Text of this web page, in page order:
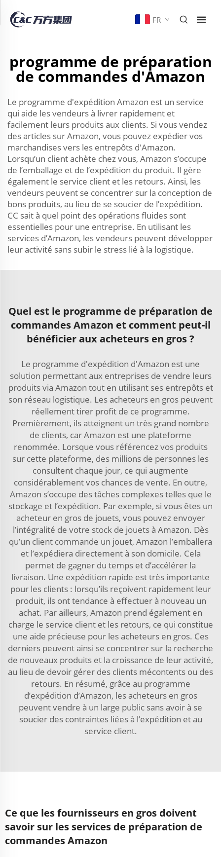
FR
programme de préparation
de commandes d'Amazon
Le programme d'expédition Amazon est un service
qui aide les vendeurs à livrer rapidement et
facilement leurs produits aux clients. Si vous vendez
des articles sur Amazon, vous pouvez expédier vos
marchandises vers les entrepôts d'Amazon.
Lorsqu’un client achète chez vous, Amazon s’occupe
de l’emballage et de l’expédition du produit. Il gère
également le service client et les retours. Ainsi, les
vendeurs peuvent se concentrer sur la conception de
bons produits, au lieu de se soucier de l’expédition.
CC sait à quel point des opérations fluides sont
essentielles pour une entreprise. En utilisant les
services d’Amazon, les vendeurs peuvent développer
leur activité sans subir le stress lié à la logistique.
Quel est le programme de préparation de
commandes Amazon et comment peut-il
bénéficier aux acheteurs en gros ?
Le programme d'expédition d'Amazon est une
solution permettant aux entreprises de vendre leurs
produits via Amazon tout en utilisant ses entrepôts et
son réseau logistique. Les acheteurs en gros peuvent
réellement tirer profit de ce programme.
Premièrement, ils atteignent un très grand nombre
de clients, car Amazon est une plateforme
renommée. Lorsque vous référencez vos produits
sur cette plateforme, des millions de personnes les
consultent chaque jour, ce qui augmente
considérablement vos chances de vente. En outre,
Amazon s’occupe des tâches complexes telles que le
stockage et l’expédition. Par exemple, si vous êtes un
acheteur en gros de jouets, vous pouvez envoyer
l’intégralité de votre stock de jouets à Amazon. Dès
qu’un client commande un jouet, Amazon l’emballera
et l’expédiera directement à son domicile. Cela
permet de gagner du temps et d’accélérer la
livraison. Une expédition rapide est très importante
pour les clients : lorsqu’ils reçoivent rapidement leur
produit, ils ont tendance à effectuer à nouveau un
achat. Par ailleurs, Amazon prend également en
charge le service client et les retours, ce qui constitue
une aide précieuse pour les acheteurs en gros. Ces
derniers peuvent ainsi se concentrer sur la recherche
de nouveaux produits et la croissance de leur activité,
au lieu de devoir gérer des clients mécontents ou des
retours. En résumé, grâce au programme
d’expédition d’Amazon, les acheteurs en gros
peuvent vendre à un large public sans avoir à se
soucier des contraintes liées à l’expédition et au
service client.
Ce que les fournisseurs en gros doivent
savoir sur les services de préparation de
commandes Amazon